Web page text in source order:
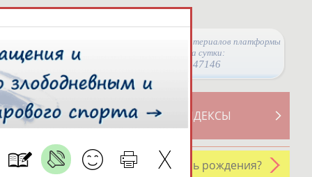
Просмотры материалов платформы
за сутки:
47146
СВОДНЫЕ ИНДЕКСЫ
У кого сегодня день рождения?